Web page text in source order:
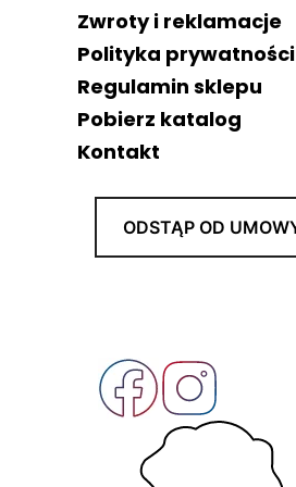
Zwroty i reklamacje
Polityka prywatności
Regulamin sklepu
Pobierz katalog
Kontakt